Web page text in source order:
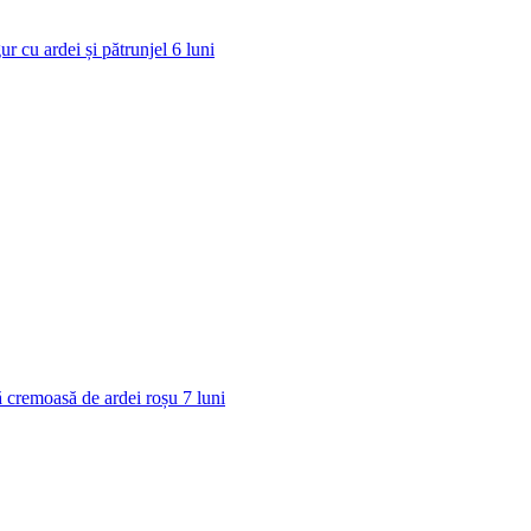
cu ardei și pătrunjel 6 luni
cremoasă de ardei roșu 7 luni